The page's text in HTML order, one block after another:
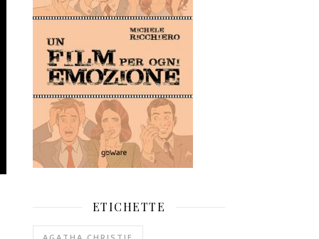
ETICHETTE